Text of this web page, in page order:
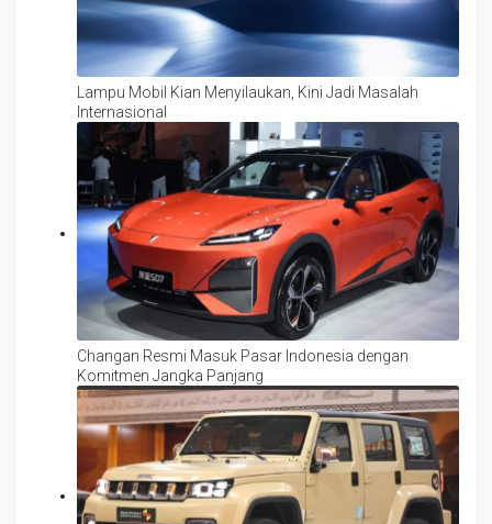
Lampu Mobil Kian Menyilaukan, Kini Jadi Masalah
Internasional
Changan Resmi Masuk Pasar Indonesia dengan
Komitmen Jangka Panjang